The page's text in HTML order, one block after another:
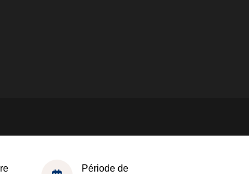
Période de